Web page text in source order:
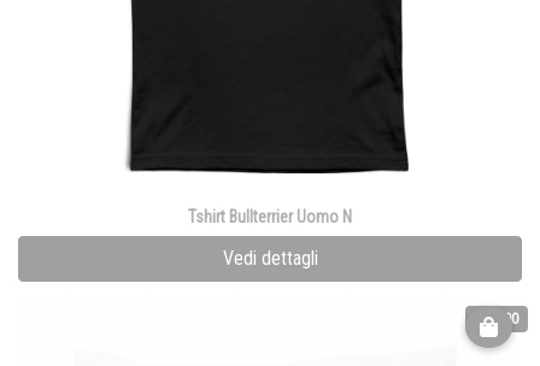
Tshirt Bullterrier Uomo N
Vedi dettagli
€ 25.00